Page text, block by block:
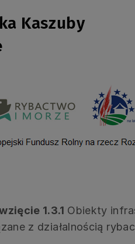
Kaszuby
1.3.1 Obiekty
z działalnością